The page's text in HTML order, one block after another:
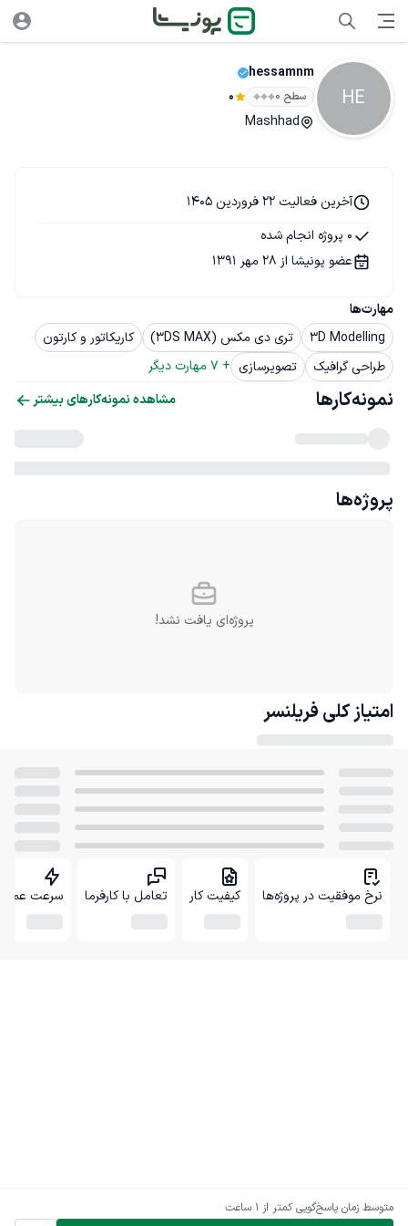
HE
hessamnm
سطح ۰ 0
Mashhad
متوسط زمان پاسخ‌گویی کمتر از 1 ساعت
مهارت‌ها
3D Modelling
تری دی مکس (3DS MAX)
کاریکاتور و کارتون
طراحی گرافیک
تصویرسازی +
7 مهارت دیگر
آخرین فعالیت 22 فروردین 1405
0 پروژه انجام شده
عضو پونیشا از 28 مهر 1391
نمونه‌کارها مشاهده نمونه‌کارهای بیشتر
پروژه‌ها
پروژه‌ای یافت نشد!
امتیاز کلی فریلنسر
نرخ موفقیت در پروژه‌ها کیفیت کار تعامل با کارفرما سرعت عمل